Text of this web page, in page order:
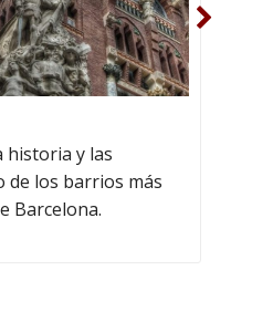
historia y las
de los barrios más
Barcelona.